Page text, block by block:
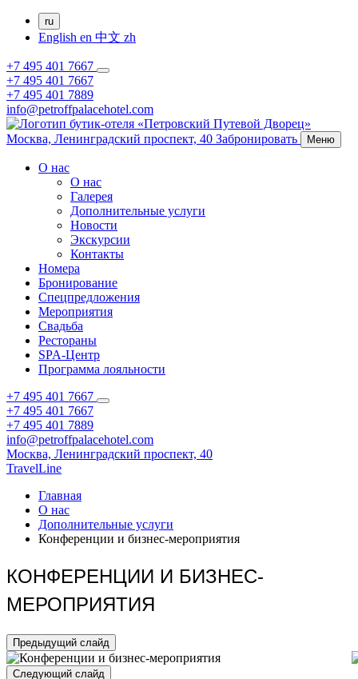
ru
English en 中文 zh
+7 495 401 7667
+7 495 401 7667
+7 495 401 7889
info@petroffpalacehotel.com
Москва, Ленинградский проспект, 40 Забронировать Меню
О нас
О нас
Галерея
Дополнительные услуги
Новости
Экскурсии
Контакты
Номера
Бронирование
Спецпредложения
Мероприятия
Свадьба
Рестораны
SPA-Центр
Программа лояльности
+7 495 401 7667
+7 495 401 7667
+7 495 401 7889
info@petroffpalacehotel.com
Москва, Ленинградский проспект, 40
TravelLine
Главная
О нас
Дополнительные услуги
Конференции и бизнес-мероприятия
КОНФЕРЕНЦИИ И БИЗНЕС-
МЕРОПРИЯТИЯ
Предыдущий слайд
Следующий слайд